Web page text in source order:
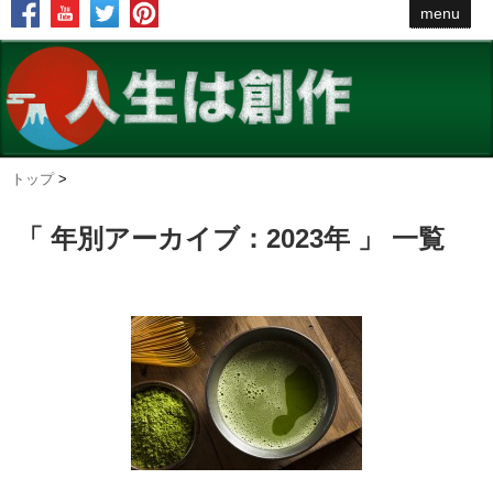
menu
トップ >
「 年別アーカイブ：2023年 」 一覧